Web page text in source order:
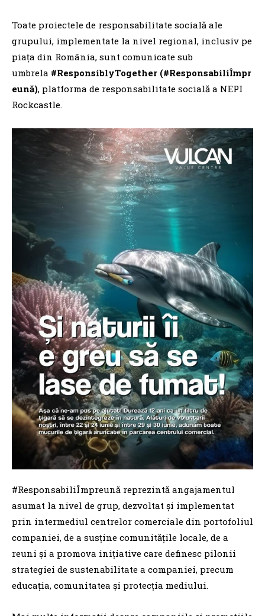
Toate proiectele de responsabilitate socială ale
grupului, implementate la nivel regional, inclusiv pe
piața din România, sunt comunicate sub
umbrela #ResponsiblyTogether (#ResponsabiliÎmpr
eună), platforma de responsabilitate socială a NEPI
Rockcastle.
#ResponsabiliÎmpreună reprezintă angajamentul
asumat la nivel de grup, dezvoltat și implementat
prin intermediul centrelor comerciale din portofoliul
companiei, de a susține comunitățile locale, de a
reuni și a promova inițiative care definesc pilonii
strategiei de sustenabilitate a companiei, precum
educația, comunitatea și protecția mediului.